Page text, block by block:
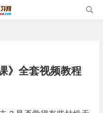
》全套视频教程